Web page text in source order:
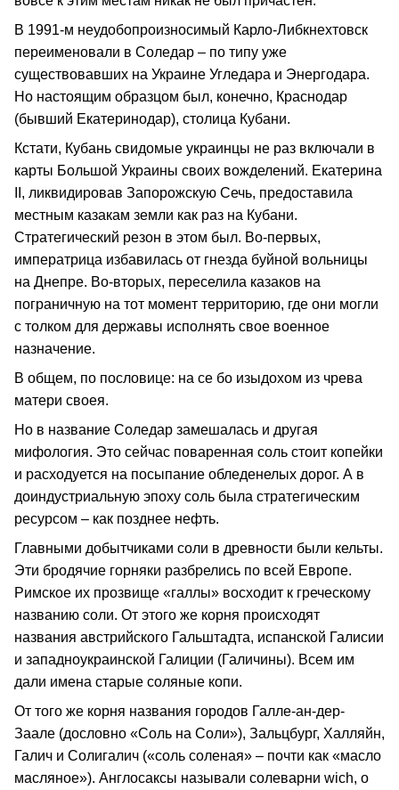
В 1991-м неудобопроизносимый Карло-Либкнехтовск
переименовали в Соледар – по типу уже
существовавших на Украине Угледара и Энергодара.
Но настоящим образцом был, конечно, Краснодар
(бывший Екатеринодар), столица Кубани.
Кстати, Кубань свидомые украинцы не раз включали в
карты Большой Украины своих вожделений. Екатерина
II, ликвидировав Запорожскую Сечь, предоставила
местным казакам земли как раз на Кубани.
Стратегический резон в этом был. Во-первых,
императрица избавилась от гнезда буйной вольницы
на Днепре. Во-вторых, переселила казаков на
пограничную на тот момент территорию, где они могли
с толком для державы исполнять свое военное
назначение.
В общем, по пословице: на се бо изыдохом из чрева
матери своея.
Но в название Соледар замешалась и другая
мифология. Это сейчас поваренная соль стоит копейки
и расходуется на посыпание обледенелых дорог. А в
доиндустриальную эпоху соль была стратегическим
ресурсом – как позднее нефть.
Главными добытчиками соли в древности были кельты.
Эти бродячие горняки разбрелись по всей Европе.
Римское их прозвище «галлы» восходит к греческому
названию соли. От этого же корня происходят
названия австрийского Гальштадта, испанской Галисии
и западноукраинской Галиции (Галичины). Всем им
дали имена старые соляные копи.
От того же корня названия городов Галле-ан-дер-
Заале (дословно «Соль на Соли»), Зальцбург, Халляйн,
Галич и Солигалич («соль соленая» – почти как «масло
масляное»). Англосаксы называли солеварни wich, о